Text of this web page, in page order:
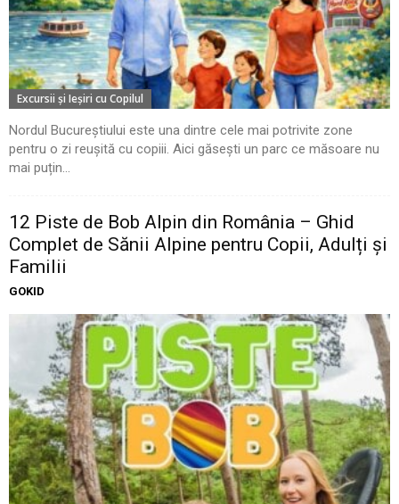
Excursii şi Ieşiri cu Copilul
Nordul Bucureștiului este una dintre cele mai potrivite zone
pentru o zi reușită cu copiii. Aici găsești un parc ce măsoare nu
mai puțin...
12 Piste de Bob Alpin din România – Ghid
Complet de Sănii Alpine pentru Copii, Adulți și
Familii
GOKID